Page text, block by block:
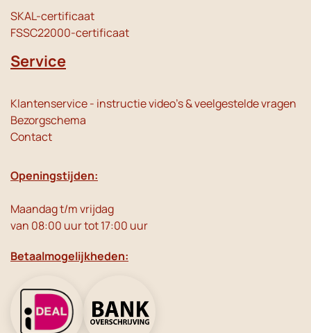
SKAL-certificaat
FSSC22000-certificaat
Service
Klantenservice - instructie video's & veelgestelde vragen
Bezorgschema
Contact
Openingstijden:
Maandag t/m vrijdag
van 08:00 uur tot 17:00 uur
Betaalmogelijkheden: